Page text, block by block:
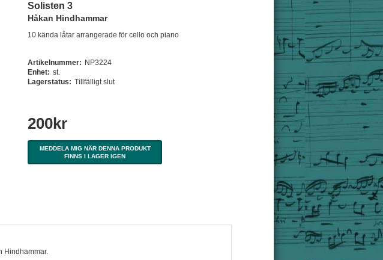
Solisten 3
Håkan Hindhammar
10 kända låtar arrangerade för cello och piano
Artikelnummer: NP3224
Enhet: st.
Lagerstatus: Tillfälligt slut
200kr
MEDDELA MIG NÄR DENNA PRODUKT
FINNS I LAGER IGEN
Hindhammar.